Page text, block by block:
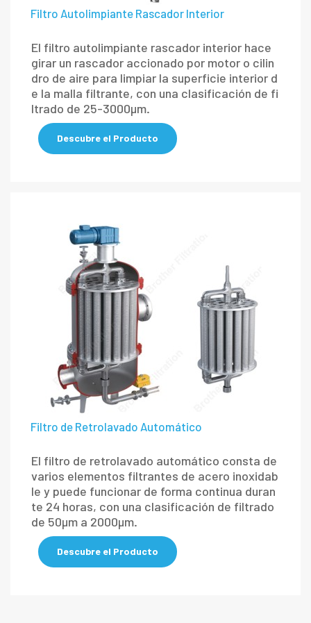
Filtro Autolimpiante Rascador Interior
El filtro autolimpiante rascador interior hace
girar un rascador accionado por motor o cilin
dro de aire para limpiar la superficie interior d
e la malla filtrante, con una clasificación de fi
ltrado de 25-3000μm.
Descubre el Producto
Filtro de Retrolavado Automático
El filtro de retrolavado automático consta de
varios elementos filtrantes de acero inoxidab
le y puede funcionar de forma continua duran
te 24 horas, con una clasificación de filtrado
de 50μm a 2000μm.
Descubre el Producto